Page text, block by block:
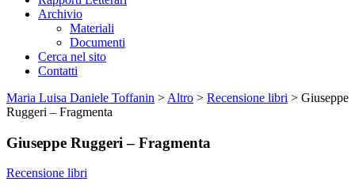
Archivio
Materiali
Documenti
Cerca nel sito
Contatti
Maria Luisa Daniele Toffanin > Altro > Recensione libri > Giuseppe
Ruggeri – Fragmenta
Giuseppe Ruggeri – Fragmenta
Recensione libri